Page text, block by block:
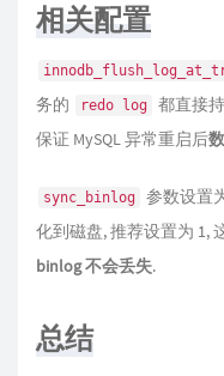
相关配置
务的
redo log
都直接
保证 MySQL 异常重启后
sync_binlog 参数设置
化到磁盘, 推荐设置为 1,
binlog 不会丢失.
总结